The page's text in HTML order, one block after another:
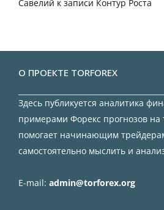
Савелий к записи Контур Роста
О ПРОЕКТЕ TORFOREX
Здесь публикуется аналитика
примерами Форекс прогнозов
помогает начинающим
самостоятельно мыслить и
E-mail: admin@torforex.org